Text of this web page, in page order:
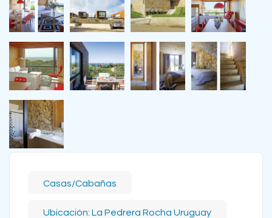
Casas/Cabañas
Ubicación: La Pedrera Rocha Uruguay